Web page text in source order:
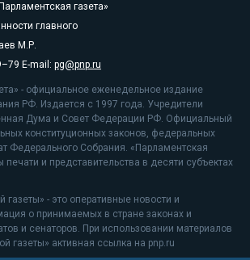
газета»
главного
М.Р.
E-mail: pg@pnp.ru
- официальное еженедельное издание
РФ. Издается с 1997 года. Учредители
Дума и Совет Федерации РФ. Официальный
конституционных законов, федеральных
Федерального Собрания. «Парламентская
печати и представительства в десяти субъектах
газеты» - это оперативные новости и
о принимаемых в стране законах и
и сенаторов. При использовании материалов
газеты» активная ссылка на pnp.ru